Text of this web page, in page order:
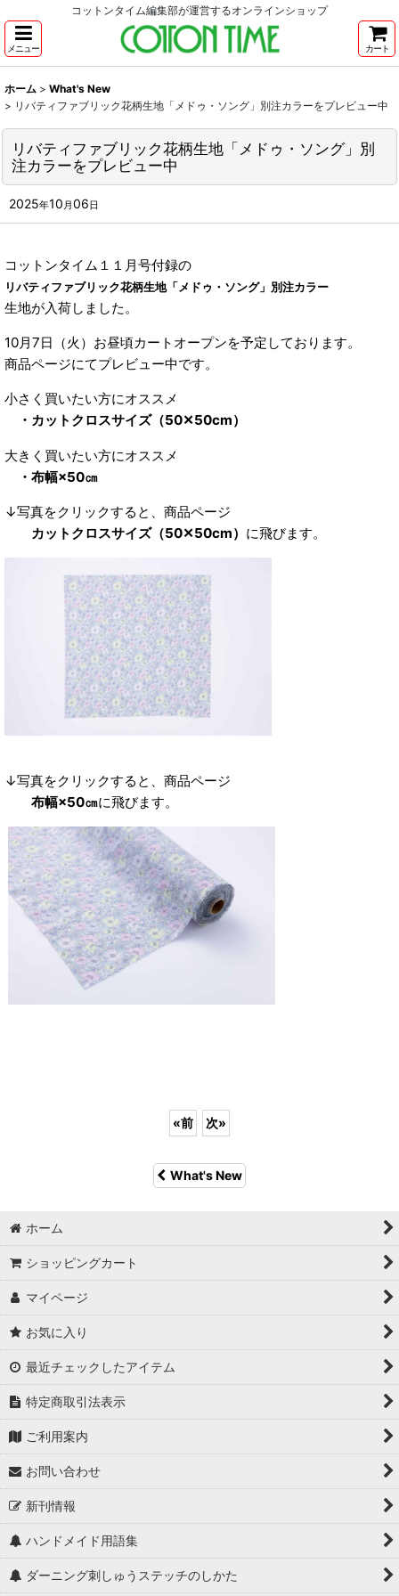
コットンタイム編集部が運営するオンラインショップ
メニュー カート
ホーム > What's New
> リバティファブリック花柄生地「メドゥ・ソング」別注カラーをプレビュー中
リバティファブリック花柄生地「メドゥ・ソング」別
注カラーをプレビュー中
2025年10 月06日
コットンタイム１１月号付録の
リバティファブリック花柄生地「メドゥ・ソング」別注カラー
生地が入荷しました。
10月7日（火）お昼頃カートオープンを予定しております。
商品ページにてプレビュー中です。
小さく買いたい方にオススメ
・カットクロスサイズ（50✕50cm）
大きく買いたい方にオススメ
・布幅×50㎝
↓写真をクリックすると、商品ページ
カットクロスサイズ（50✕50cm） に飛びます。
↓写真をクリックすると、商品ページ
布幅×50㎝に飛びます。
«前 次»
What's New
ホーム
ショッピングカート
マイページ
お気に入り
最近チェックしたアイテム
特定商取引法表示
ご利用案内
お問い合わせ
新刊情報
ハンドメイド用語集
ダーニング刺しゅうステッチのしかた